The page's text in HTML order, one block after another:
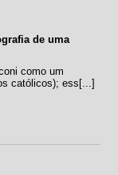
de uma
como um
católicos); ess[...]